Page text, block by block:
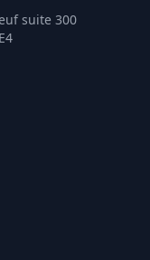
crédit requise
suite 300